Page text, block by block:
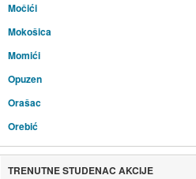
Močići
Mokošica
Momići
Opuzen
Orašac
Orebić
TRENUTNE STUDENAC AKCIJE